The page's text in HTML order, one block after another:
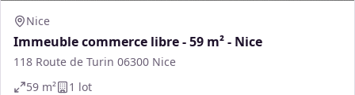
Nice
Immeuble commerce libre - 59 m² - Nice
118 Route de Turin 06300 Nice
59 m² 1 lot